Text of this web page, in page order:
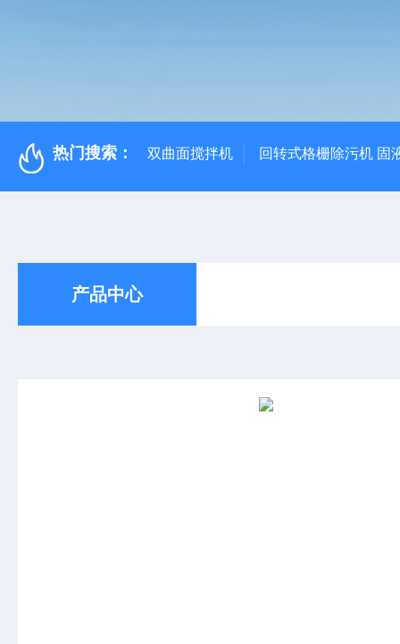
热门搜索： 双曲面搅拌机 回转式格栅除污机 固
产品中心